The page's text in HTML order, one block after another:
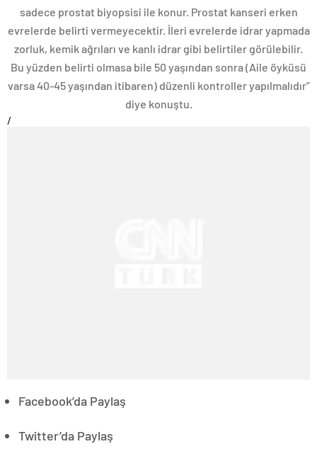
sadece prostat biyopsisi ile konur. Prostat kanseri erken
evrelerde belirti vermeyecektir. İleri evrelerde idrar yapmada
zorluk, kemik ağrıları ve kanlı idrar gibi belirtiler görülebilir.
Bu yüzden belirti olmasa bile 50 yaşından sonra (Aile öyküsü
varsa 40-45 yaşından itibaren) düzenli kontroller yapılmalıdır”
diye konuştu.
/
Facebook’da Paylaş
Twitter’da Paylaş